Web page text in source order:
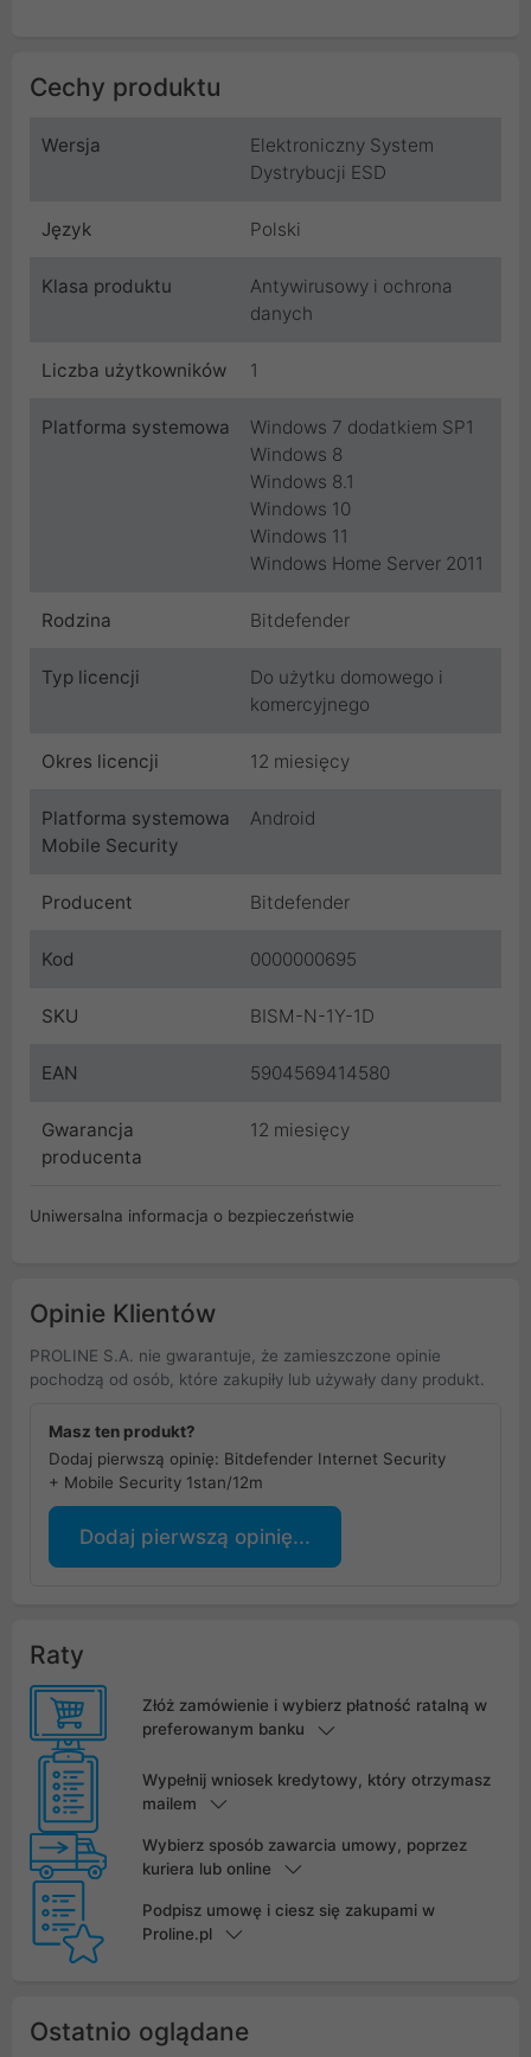
Cechy produktu
Wersja
Elektroniczny System
Dystrybucji ESD
Język Polski
Klasa produktu
Antywirusowy i ochrona
danych
Liczba użytkowników 1
Platforma systemowa
Windows 7 dodatkiem SP1
Windows 8
Windows 8.1
Windows 10
Windows 11
Windows Home Server 2011
Rodzina Bitdefender
Typ licencji
Do użytku domowego i
komercyjnego
Okres licencji 12 miesięcy
Platforma systemowa
Mobile Security
Android
Producent Bitdefender
Kod 0000000695
SKU BISM-N-1Y-1D
EAN 5904569414580
Gwarancja
producenta
12 miesięcy
Uniwersalna informacja o bezpieczeństwie
Opinie Klientów
PROLINE S.A. nie gwarantuje, że zamieszczone opinie
pochodzą od osób, które zakupiły lub używały dany produkt.
Masz ten produkt?
Dodaj pierwszą opinię: Bitdefender Internet Security
+ Mobile Security 1stan/12m
Dodaj pierwszą opinię...
Raty
Złóż zamówienie i wybierz płatność ratalną w
preferowanym banku
Wypełnij wniosek kredytowy, który otrzymasz
mailem
Wybierz sposób zawarcia umowy, poprzez
kuriera lub online
Podpisz umowę i ciesz się zakupami w
Proline.pl
Ostatnio oglądane